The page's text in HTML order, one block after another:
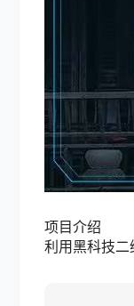
项目介绍
利用黑科技